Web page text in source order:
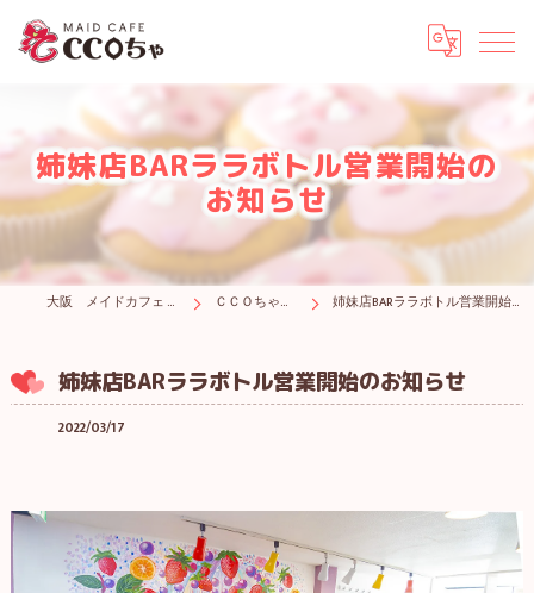
姉妹店BARララボトル営業開始の
お知らせ
大阪 メイドカフェ CCOちゃ ＣＣＯちゃブログ 姉妹店BARララボトル営業開始のお知らせ
姉妹店BARララボトル営業開始のお知らせ
2022/03/17